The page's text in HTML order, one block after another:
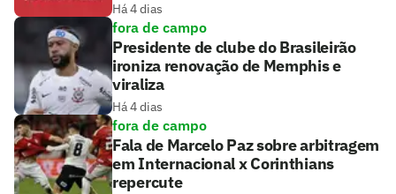
Há 4 dias
fora de campo
Presidente de clube do Brasileirão
ironiza renovação de Memphis e
viraliza
Há 4 dias
fora de campo
Fala de Marcelo Paz sobre arbitragem
em Internacional x Corinthians
repercute